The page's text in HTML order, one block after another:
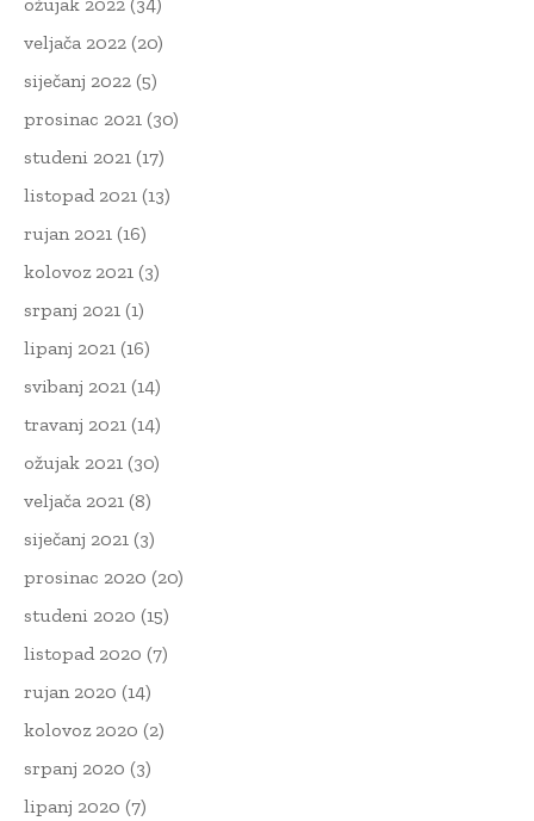
veljača 2022 (20)
siječanj 2022 (5)
prosinac 2021 (30)
studeni 2021 (17)
listopad 2021 (13)
rujan 2021 (16)
kolovoz 2021 (3)
srpanj 2021 (1)
lipanj 2021 (16)
svibanj 2021 (14)
travanj 2021 (14)
ožujak 2021 (30)
veljača 2021 (8)
siječanj 2021 (3)
prosinac 2020 (20)
studeni 2020 (15)
listopad 2020 (7)
rujan 2020 (14)
kolovoz 2020 (2)
srpanj 2020 (3)
lipanj 2020 (7)